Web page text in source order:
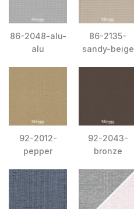
86-2048-alu-
alu
86-2135-
sandy-beige
92-2012-
pepper
92-2043-
bronze